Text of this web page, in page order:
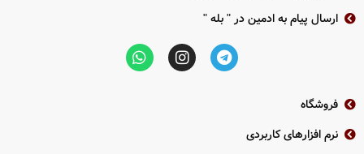
ارسال پیام به ادمین در " بله "
فروشگاه
نرم افزارهای کاربردی